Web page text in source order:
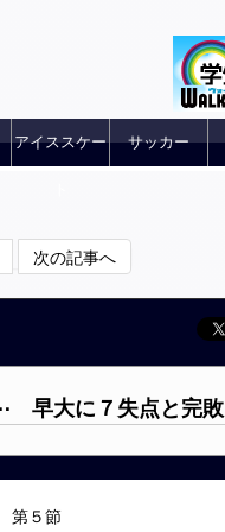
アイススケー サッカー
次の記事へ
早大に７失点と完敗
第５節